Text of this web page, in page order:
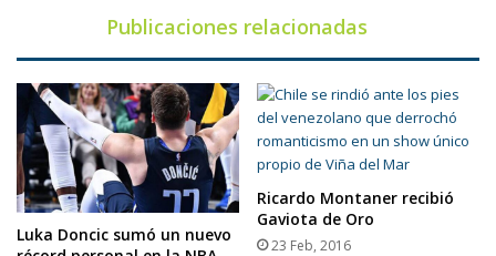
Publicaciones relacionadas
Luka Doncic sumó un nuevo
Ricardo Montaner recibió
Gaviota de Oro
23 Feb, 2016